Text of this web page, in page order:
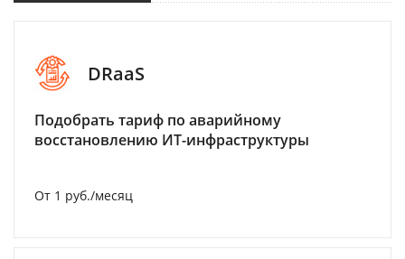
DRaaS
Подобрать тариф по аварийному
восстановлению ИТ-инфраструктуры
От 1 руб./месяц